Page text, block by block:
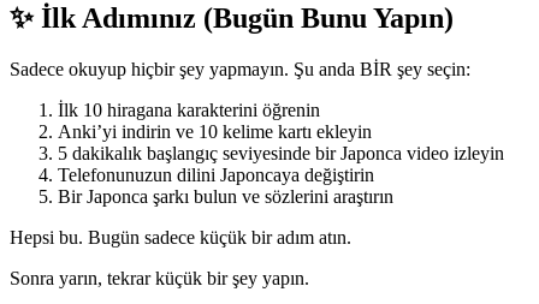
✨ İlk Adımınız (Bugün Bunu Yapın)
Sadece okuyup hiçbir şey yapmayın. Şu anda BİR şey seçin:
İlk 10 hiragana karakterini öğrenin
Anki’yi indirin ve 10 kelime kartı ekleyin
5 dakikalık başlangıç seviyesinde bir Japonca video izleyin
Telefonunuzun dilini Japoncaya değiştirin
Bir Japonca şarkı bulun ve sözlerini araştırın
Hepsi bu. Bugün sadece küçük bir adım atın.
Sonra yarın, tekrar küçük bir şey yapın.